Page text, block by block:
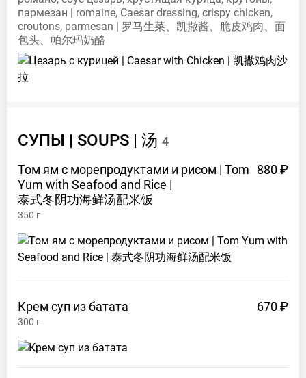
пармезан | romaine, Caesar dressing, crispy chicken,
croutons, parmesan | 罗马生菜、凯撒酱、脆皮鸡肉、面
包头、帕尔玛奶酪
СУПЫ | SOUPS | 汤 4
Том ям с морепродуктами и рисом | Tom
Yum with Seafood and Rice |
泰式冬阴功海鲜汤配米饭
880 ₽
350 г
Крем суп избатата 670 ₽
300 г